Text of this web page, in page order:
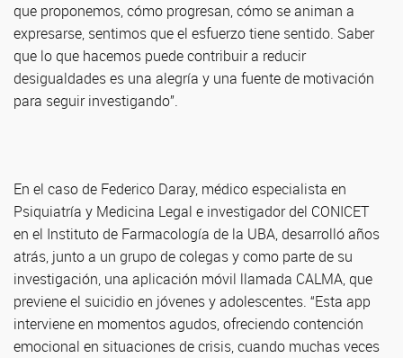
que proponemos, cómo progresan, cómo se animan a
expresarse, sentimos que el esfuerzo tiene sentido. Saber
que lo que hacemos puede contribuir a reducir
desigualdades es una alegría y una fuente de motivación
para seguir investigando”.
En el caso de Federico Daray, médico especialista en
Psiquiatría y Medicina Legal e investigador del CONICET
en el Instituto de Farmacología de la UBA, desarrolló años
atrás, junto a un grupo de colegas y como parte de su
investigación, una aplicación móvil llamada CALMA, que
previene el suicidio en jóvenes y adolescentes. “Esta app
interviene en momentos agudos, ofreciendo contención
emocional en situaciones de crisis, cuando muchas veces